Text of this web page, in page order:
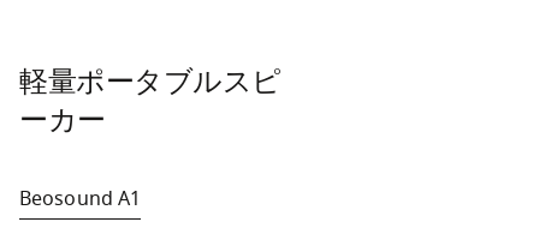
軽量ポータブルスピ
ーカー
Beosound A1